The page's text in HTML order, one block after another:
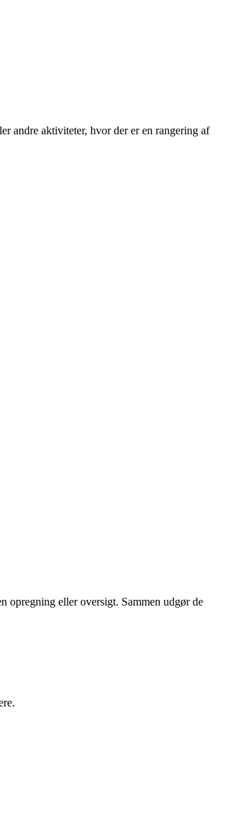
andre aktiviteter, hvor der er en rangering af
opregning eller oversigt. Sammen udgør de